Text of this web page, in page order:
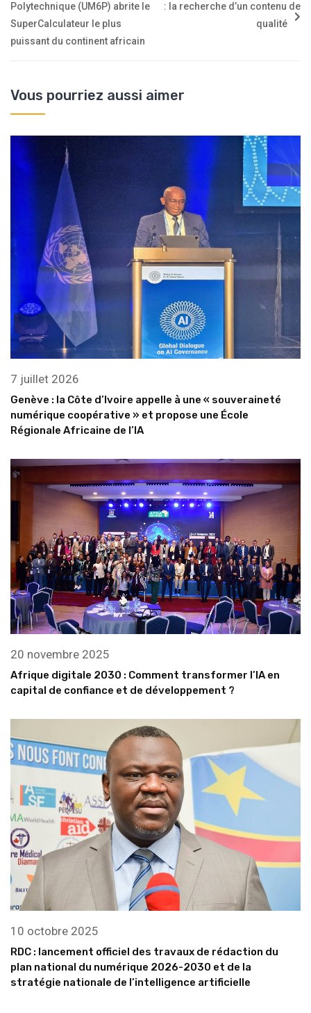
Polytechnique (UM6P) abrite le
SuperCalculateur le plus
puissant du continent africain
: la recherche d’un contenu de
qualité
Vous pourriez aussi aimer
7 juillet 2026
Genève : la Côte d’Ivoire appelle à une « souveraineté
numérique coopérative » et propose une École
Régionale Africaine de l’IA
20 novembre 2025
Afrique digitale 2030 : Comment transformer l’IA en
capital de confiance et de développement ?
10 octobre 2025
RDC : lancement officiel des travaux de rédaction du
plan national du numérique 2026-2030 et de la
stratégie nationale de l’intelligence artificielle